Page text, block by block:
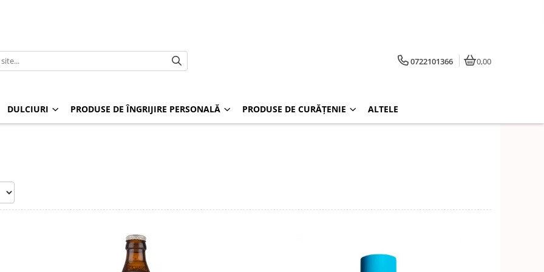
0722101366 0,00
DULCIURI PRODUSE DE ÎNGRIJIRE PERSONALĂ PRODUSE DE CURĂȚENIE ALTELE